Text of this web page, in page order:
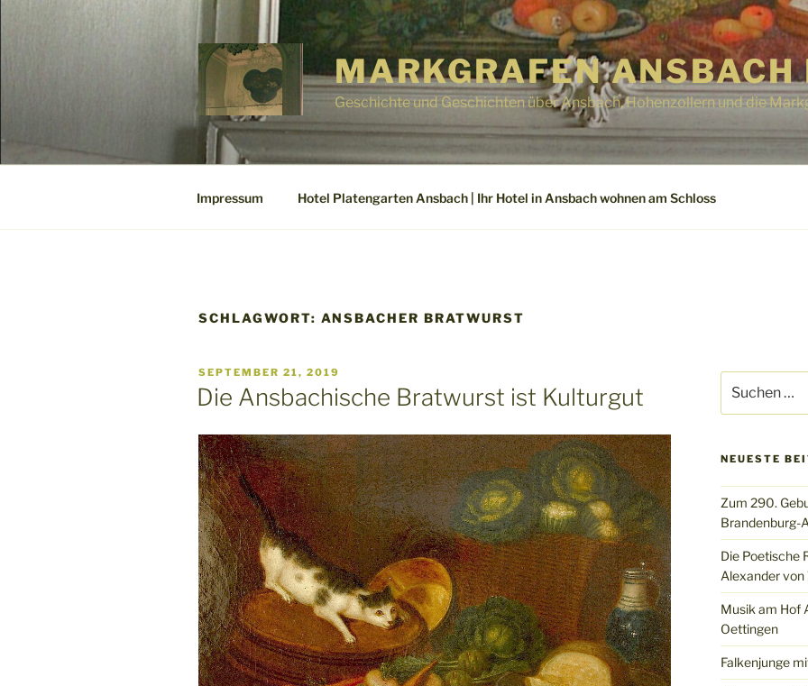
MARKGRAFEN ANSBACH
Geschichte und Geschichten über Ansbach, Hohenzollern und die
Impressum Hotel Platengarten Ansbach | Ihr Hotel in Ansbach wohnen am Schloss
SCHLAGWORT: ANSBACHER BRATWURST
VERÖFFENTLICHT
AM
SEPTEMBER 21, 2019
Die Ansbachische Bratwurst ist Kulturgut
nach:
NEUESTE
Zum 290.
Brandenburg-
Die Poetische
Alexander
Musik am Hof
Oettingen
Falkenjunge